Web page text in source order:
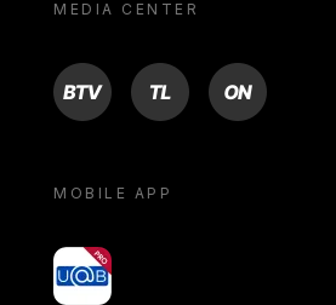
MEDIA CENTER
BTV TL ON
MOBILE APP
yoU@B